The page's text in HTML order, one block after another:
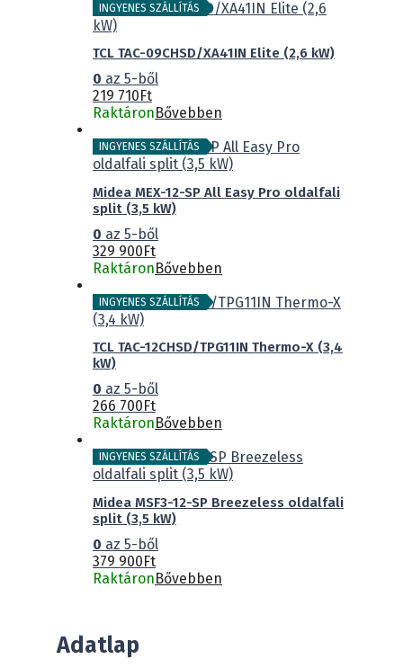
INGYENES SZÁLLÍTÁS
TCL TAC-09CHSD/XA41IN Elite (2,6 kW)
0 az 5-ből
219 710 Ft
Raktáron Bővebben
INGYENES SZÁLLÍTÁS
Midea MEX-12-SP All Easy Pro oldalfali
split (3,5 kW)
0 az 5-ből
329 900Ft
RaktáronBővebben
INGYENES SZÁLLÍTÁS
TCL TAC-12CHSD/TPG11IN Thermo-X (3,4
kW)
0 az 5-ből
266 700 Ft
Raktáron Bővebben
INGYENES SZÁLLÍTÁS
Midea MSF3-12-SP Breezeless oldalfali
split (3,5 kW)
0 az 5-ből
379 900Ft
RaktáronBővebben
Adatlap